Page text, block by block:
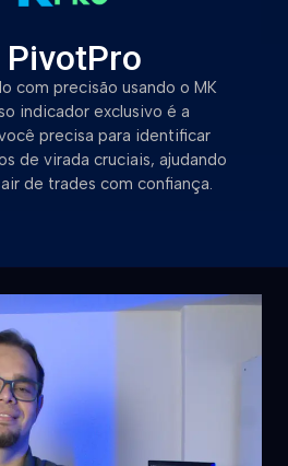
PivotPro
com precisão usando o MK
indicador exclusivo é a
precisa para identificar
de virada cruciais, ajudando
de trades com confiança.